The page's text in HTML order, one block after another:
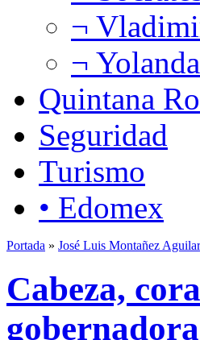
¬
¬
Quintana
Seguridad
Turismo
• Edomex
Portada » José Luis Montañez Aguilar
Cabeza,